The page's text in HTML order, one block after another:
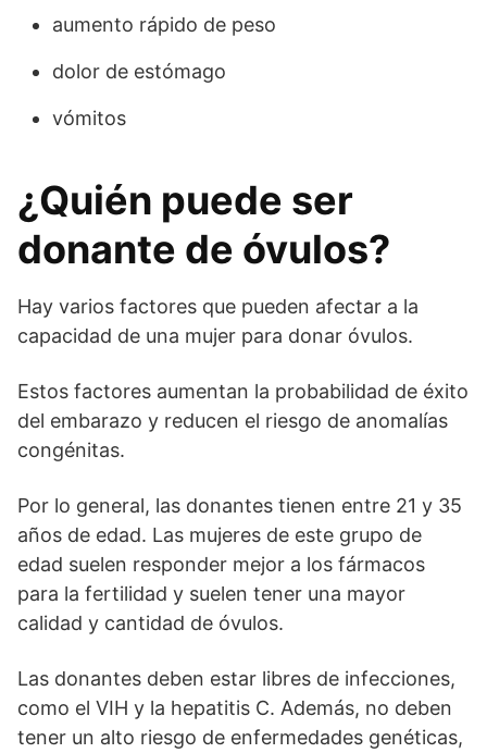
aumento rápido de peso
dolor de estómago
vómitos
¿Quién puede ser
donante de óvulos?
Hay varios factores que pueden afectar a la
capacidad de una mujer para donar óvulos.
Estos factores aumentan la probabilidad de éxito
del embarazo y reducen el riesgo de anomalías
congénitas.
Por lo general, las donantes tienen entre 21 y 35
años de edad. Las mujeres de este grupo de
edad suelen responder mejor a los fármacos
para la fertilidad y suelen tener una mayor
calidad y cantidad de óvulos.
Las donantes deben estar libres de infecciones,
como el VIH y la hepatitis C. Además, no deben
tener un alto riesgo de enfermedades genéticas,